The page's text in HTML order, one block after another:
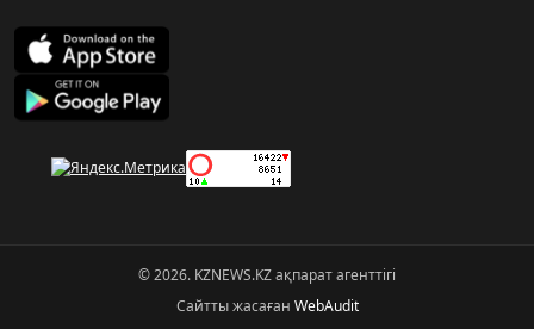
© 2026. KZNEWS.KZ ақпарат агенттігі
Сайтты жасаған WebAudit